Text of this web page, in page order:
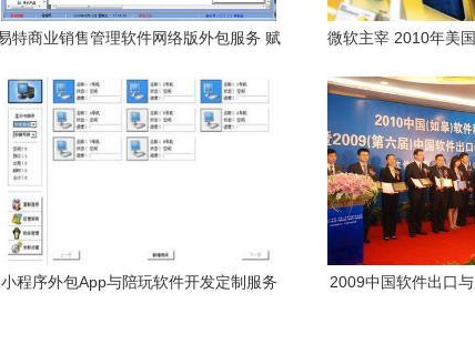
特商业销售管理软件网络版外包服务 赋
微软主宰 2010年美
小程序外包App与陪玩软件开发定制服务
2009中国软件出口